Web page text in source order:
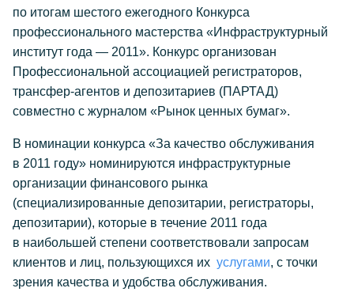
по итогам шестого ежегодного Конкурса
профессионального мастерства «Инфраструктурный
институт года — 2011». Конкурс организован
Профессиональной ассоциацией регистраторов,
трансфер-агентов и депозитариев (ПАРТАД)
совместно с журналом «Рынок ценных бумаг».
В номинации конкурса «За качество обслуживания
в 2011 году» номинируются инфраструктурные
организации финансового рынка
(специализированные депозитарии, регистраторы,
депозитарии), которые в течение 2011 года
в наибольшей степени соответствовали запросам
клиентов и лиц, пользующихся их услугами, с точки
зрения качества и удобства обслуживания.